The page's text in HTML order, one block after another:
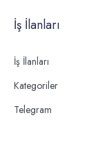
İş İlanları
İş İlanları
Kategoriler
Telegram